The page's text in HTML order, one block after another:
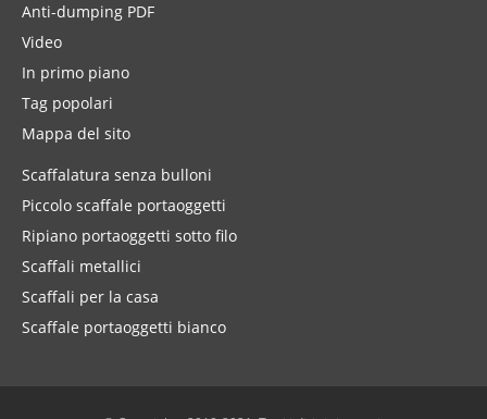
Anti-dumping PDF
Video
In primo piano
Tag popolari
Mappa del sito
Scaffalatura senza bulloni
Piccolo scaffale portaoggetti
Ripiano portaoggetti sotto filo
Scaffali metallici
Scaffali per la casa
Scaffale portaoggetti bianco